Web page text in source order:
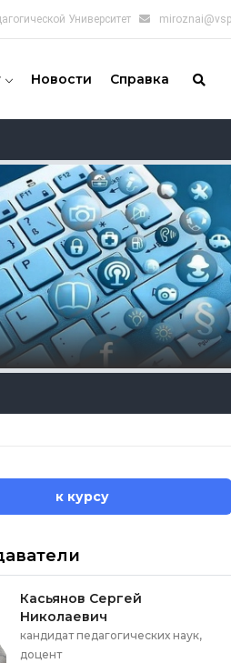
Университет
Новости Справка
к курсу
Касьянов Сергей
Николаевич
кандидат педагогических наук,
доцент